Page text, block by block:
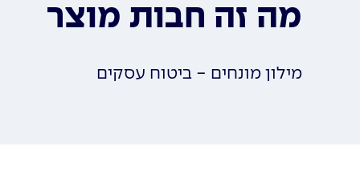
מה זה חבות מוצר
מילון מונחים - ביטוח עסקים